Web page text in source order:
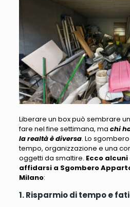
Liberare un box può sembrare
fare nel fine settimana, ma chi
la realtà è diversa. Lo
tempo, organizzazione e una
oggetti da smaltire. Ecco
affidarsi a Sgombero
Milano:
1. Risparmio di tempo e